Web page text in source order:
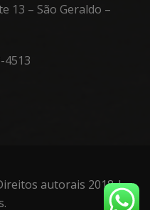
13 – São Geraldo –
4513
autorais 2018 |